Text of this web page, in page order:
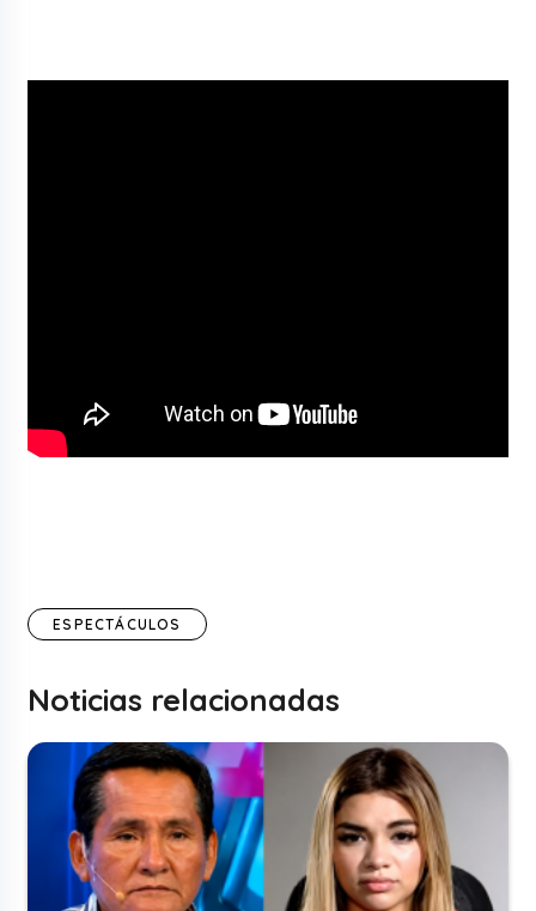
ESPECTÁCULOS
Noticias relacionadas